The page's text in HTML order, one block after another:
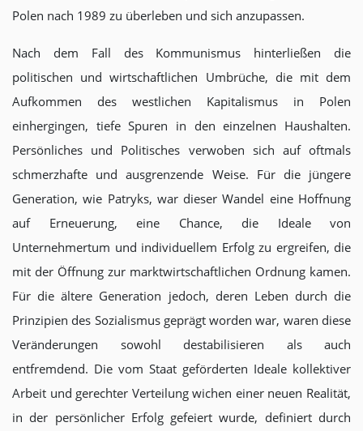
Polen nach 1989 zu überleben und sich anzupassen.
Nach dem Fall des Kommunismus hinterließen die
politischen und wirtschaftlichen Umbrüche, die mit dem
Aufkommen des westlichen Kapitalismus in Polen
einhergingen, tiefe Spuren in den einzelnen Haushalten.
Persönliches und Politisches verwoben sich auf oftmals
schmerzhafte und ausgrenzende Weise. Für die jüngere
Generation, wie Patryks, war dieser Wandel eine Hoffnung
auf Erneuerung, eine Chance, die Ideale von
Unternehmertum und individuellem Erfolg zu ergreifen, die
mit der Öffnung zur marktwirtschaftlichen Ordnung kamen.
Für die ältere Generation jedoch, deren Leben durch die
Prinzipien des Sozialismus geprägt worden war, waren diese
Veränderungen sowohl destabilisieren als auch
entfremdend. Die vom Staat geförderten Ideale kollektiver
Arbeit und gerechter Verteilung wichen einer neuen Realität,
in der persönlicher Erfolg gefeiert wurde, definiert durch